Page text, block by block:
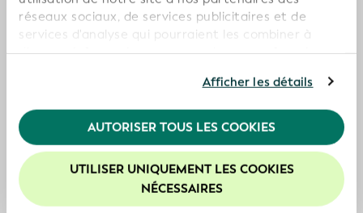
réseaux sociaux, de services publicitaires et de
services d'analyse qui pourraient les combiner à
d'autres informations que vous leur avez fournies ou
utilisation de leurs services. En poursuivant
l'utilisation de notre site Web, vous consentez à
l'utilisation de nos cookies. Pour de plus amples
informations, veuillez consulter notrePolitique de
confidentialité
Nous vous recommandons d'activer les cookies afin
d'améliorer votre expérience sur notre site Web.
Afficher les détails
AUTORISER TOUS LES COOKIES
UTILISER UNIQUEMENT LES COOKIES
NÉCESSAIRES
Contrôles de qualité des données
La GLEIF fournit un aperçu des
contrôles de qualité des données
de la GLEIF et des normes sous-
Plus d’informations